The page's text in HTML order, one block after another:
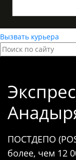
Вызвать курьера
ПОСТДЕПО
более, чем 12